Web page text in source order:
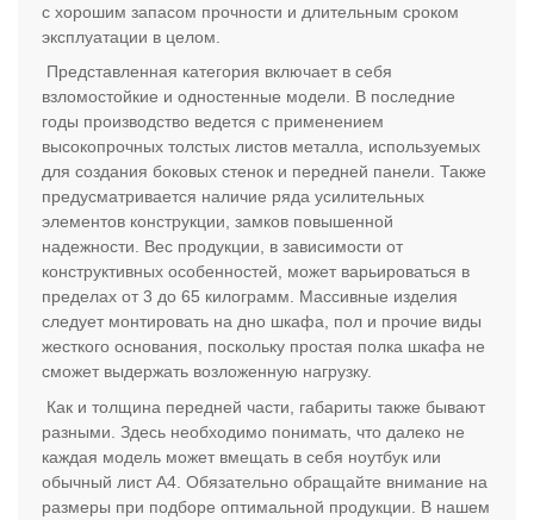
с хорошим запасом прочности и длительным сроком
эксплуатации в целом.
Представленная категория включает в себя
взломостойкие и одностенные модели. В последние
годы производство ведется с применением
высокопрочных толстых листов металла, используемых
для создания боковых стенок и передней панели. Также
предусматривается наличие ряда усилительных
элементов конструкции, замков повышенной
надежности. Вес продукции, в зависимости от
конструктивных особенностей, может варьироваться в
пределах от 3 до 65 килограмм. Массивные изделия
следует монтировать на дно шкафа, пол и прочие виды
жесткого основания, поскольку простая полка шкафа не
сможет выдержать возложенную нагрузку.
Как и толщина передней части, габариты также бывают
разными. Здесь необходимо понимать, что далеко не
каждая модель может вмещать в себя ноутбук или
обычный лист А4. Обязательно обращайте внимание на
размеры при подборе оптимальной продукции. В нашем